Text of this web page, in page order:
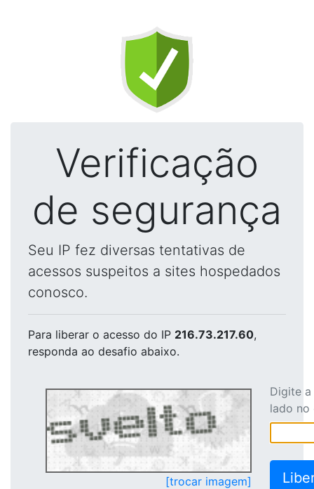
Verificação
de segurança
Seu IP fez diversas tentativas de
acessos suspeitos a sites hospedados
conosco.
Para liberar o acesso do IP 216.73.217.60,
responda ao desafio abaixo.
[trocar imagem]
Digite
lado no